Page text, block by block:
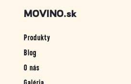
MOVINO.sk
Produkty
Blog
O nás
Galéria